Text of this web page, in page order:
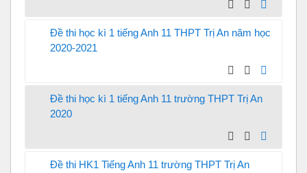
Đề thi học kì 1 tiếng Anh 11 THPT Trị An năm học
2020-2021
Đề thi học kì 1 tiếng Anh 11 trường THPT Trị An
2020
Đề thi HK1 Tiếng Anh 11 trường THPT Trị An